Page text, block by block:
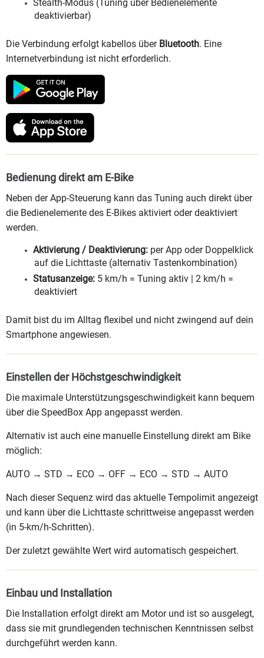
Stealth-Modus (Tuning über Bedienelemente
deaktivierbar)
Die Verbindung erfolgt kabellos über Bluetooth. Eine
Internetverbindung ist nicht erforderlich.
Bedienung direkt am E-Bike
Neben der App-Steuerung kann das Tuning auch direkt über
die Bedienelemente des E-Bikes aktiviert oder deaktiviert
werden.
Aktivierung / Deaktivierung: per App oder Doppelklick
auf die Lichttaste (alternativ Tastenkombination)
Statusanzeige: 5 km/h = Tuning aktiv | 2 km/h =
deaktiviert
Damit bist du im Alltag flexibel und nicht zwingend auf dein
Smartphone angewiesen.
Einstellen der Höchstgeschwindigkeit
Die maximale Unterstützungsgeschwindigkeit kann bequem
über die SpeedBox App angepasst werden.
Alternativ ist auch eine manuelle Einstellung direkt am Bike
möglich:
AUTO → STD → ECO → OFF → ECO → STD → AUTO
Nach dieser Sequenz wird das aktuelle Tempolimit angezeigt
und kann über die Lichttaste schrittweise angepasst werden
(in 5-km/h-Schritten).
Der zuletzt gewählte Wert wird automatisch gespeichert.
Einbau und Installation
Die Installation erfolgt direkt am Motor und ist so ausgelegt,
dass sie mit grundlegenden technischen Kenntnissen selbst
durchgeführt werden kann.